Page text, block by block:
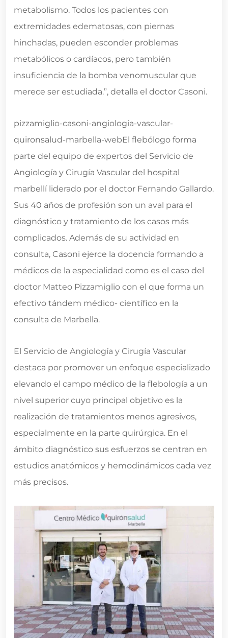
metabolismo. Todos los pacientes con
extremidades edematosas, con piernas
hinchadas, pueden esconder problemas
metabólicos o cardíacos, pero también
insuficiencia de la bomba venomuscular que
merece ser estudiada.”, detalla el doctor Casoni.
pizzamiglio-casoni-angiologia-vascular-
quironsalud-marbella-webEl flebólogo forma
parte del equipo de expertos del Servicio de
Angiología y Cirugía Vascular del hospital
marbellí liderado por el doctor Fernando Gallardo.
Sus 40 años de profesión son un aval para el
diagnóstico y tratamiento de los casos más
complicados. Además de su actividad en
consulta, Casoni ejerce la docencia formando a
médicos de la especialidad como es el caso del
doctor Matteo Pizzamiglio con el que forma un
efectivo tándem médico- científico en la
consulta de Marbella.
El Servicio de Angiología y Cirugía Vascular
destaca por promover un enfoque especializado
elevando el campo médico de la flebología a un
nivel superior cuyo principal objetivo es la
realización de tratamientos menos agresivos,
especialmente en la parte quirúrgica. En el
ámbito diagnóstico sus esfuerzos se centran en
estudios anatómicos y hemodinámicos cada vez
más precisos.